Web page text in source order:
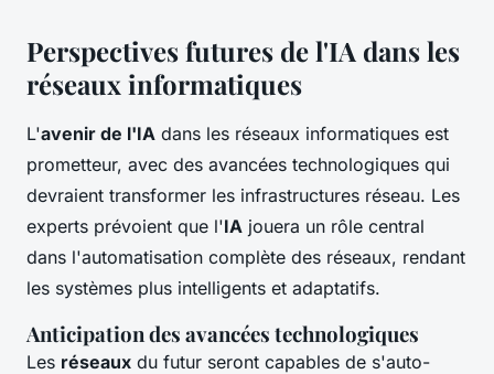
Perspectives futures de l'IA dans les
réseaux informatiques
L'avenir de l'IA dans les réseaux informatiques est
prometteur, avec des avancées technologiques qui
devraient transformer les infrastructures réseau. Les
experts prévoient que l'IA jouera un rôle central
dans l'automatisation complète des réseaux, rendant
les systèmes plus intelligents et adaptatifs.
Anticipation des avancées technologiques
Les réseaux du futur seront capables de s'auto-